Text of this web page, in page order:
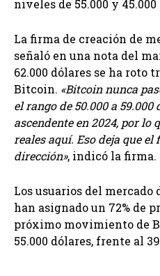
niveles de 55.000 y 45.000
La firma de creación de
señaló en una nota del
62.000 dólares se ha roto
Bitcoin. «Bitcoin nunca
el rango de 50.000 a
ascendente en 2024, por lo
reales aquí. Eso deja que
dirección», indicó la firma.
Los usuarios del
han asignado un 72% de
próximo movimiento de
55.000 dólares, frente al